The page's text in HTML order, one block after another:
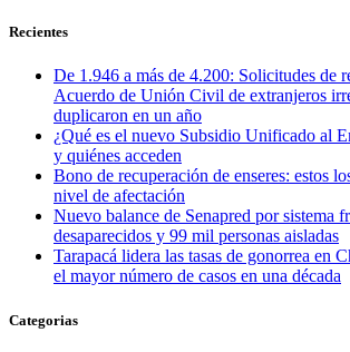
Recientes
De 1.946 a más de 4.200: Solicitudes de
Acuerdo de Unión Civil de extranjeros
duplicaron en un año
¿Qué es el nuevo Subsidio Unificado al
y quiénes acceden
Bono de recuperación de enseres: estos
nivel de afectación
Nuevo balance de Senapred por sistema
desaparecidos y 99 mil personas aisladas
Tarapacá lidera las tasas de gonorrea en
el mayor número de casos en una década
Categorias